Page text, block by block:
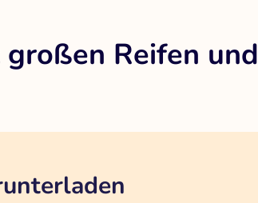
Reifen und